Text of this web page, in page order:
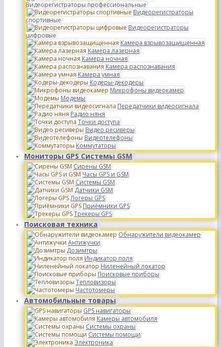
Видеорегистраторы профессиональные
Видеорегистраторы
спортивные
Видеорегистраторы
цифровые
Камера взрывозащищенная
Камера лазерная
Камера ночная
Камера распознавания
Камера умная
Кодеры-декодеры
Микрофоны видеокамер
Модемы
Передатчики видеосигнала
Радио няня
Точки доступа
Видео ресиверы
Видеотелефоны
Коммутаторы
Мониторы GPS Системы GSM
Сирены GSM
Часы GPS и GSM
Системы GSM
Датчики GSM
Логеры GPS
Приёмники GPS
Трекеры GPS
Поисковая техника
Обнаружители видеокамер
Антижучки
Дозимтры
Индикатор поля
Ниленейный локатор
Поисковые приборы
Тепловизоры
Частотомеры
Автомобильные товары
GPS навигаторы
Камеры автомобиля
Системы охраны
Системы помощи
Электроника